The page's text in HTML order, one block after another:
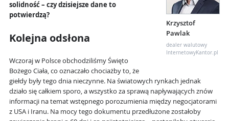
Krzysztof
Pawlak
dealer walutowy
InternetowyKantor.pl
solidność – czy dzisiejsze dane to
potwierdzą?
Kolejna odsłona
Wczoraj w Polsce obchodziliśmy Święto
Bożego Ciała, co oznaczało chociażby to, że
giełdy były tego dnia nieczynne. Na światowych rynkach jednak
działo się całkiem sporo, a wszystko za sprawą napływających znów
informacji na temat wstępnego porozumienia między negocjatorami
z USA i Iranu. Na mocy tego dokumentu przedłużone zostałoby